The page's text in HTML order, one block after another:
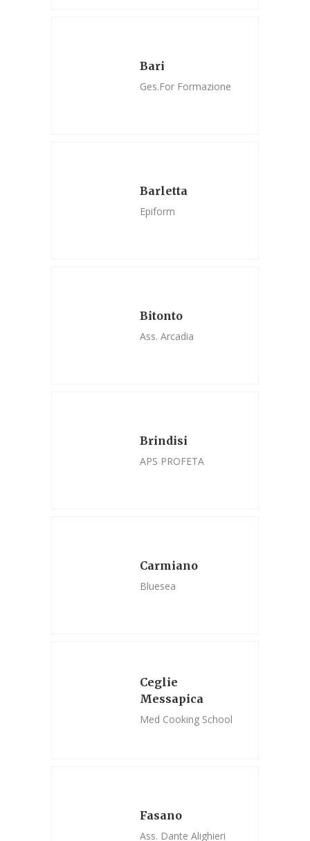
Bari
Ges.For Formazione
Barletta
Epiform
Bitonto
Ass. Arcadia
Brindisi
APS PROFETA
Carmiano
Bluesea
Ceglie
Messapica
Med Cooking School
Fasano
Ass. Dante Alighieri